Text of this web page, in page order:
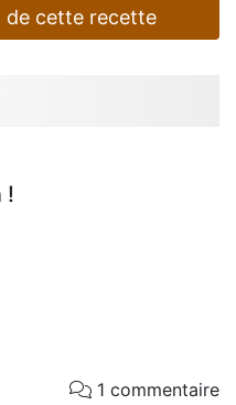
de cette recette
!
1 commentaire